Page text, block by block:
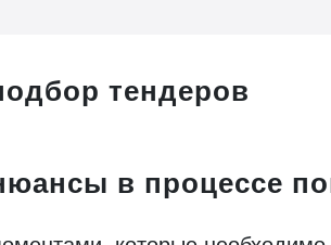
тендеров
в процессе